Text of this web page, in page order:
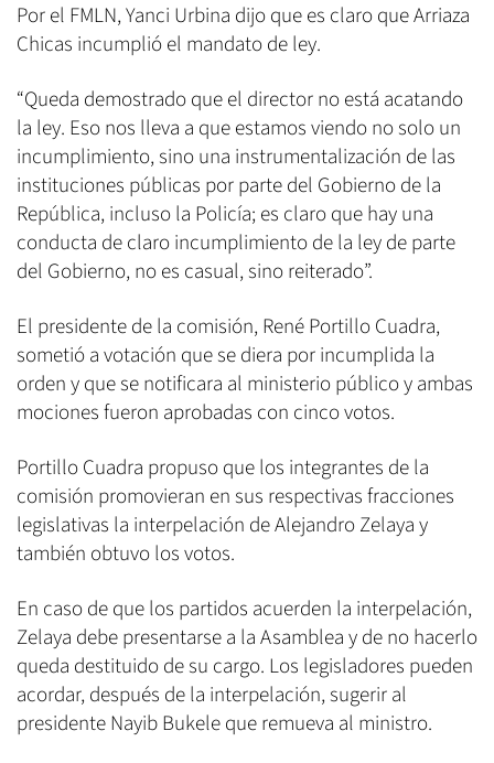
Por el FMLN, Yanci Urbina dijo que es claro que Arriaza
Chicas incumplió el mandato de ley.
“Queda demostrado que el director no está acatando
la ley. Eso nos lleva a que estamos viendo no solo un
incumplimiento, sino una instrumentalización de las
instituciones públicas por parte del Gobierno de la
República, incluso la Policía; es claro que hay una
conducta de claro incumplimiento de la ley de parte
del Gobierno, no es casual, sino reiterado”.
El presidente de la comisión, René Portillo Cuadra,
sometió a votación que se diera por incumplida la
orden y que se notificara al ministerio público y ambas
mociones fueron aprobadas con cinco votos.
Portillo Cuadra propuso que los integrantes de la
comisión promovieran en sus respectivas fracciones
legislativas la interpelación de Alejandro Zelaya y
también obtuvo los votos.
En caso de que los partidos acuerden la interpelación,
Zelaya debe presentarse a la Asamblea y de no hacerlo
queda destituido de su cargo. Los legisladores pueden
acordar, después de la interpelación, sugerir al
presidente Nayib Bukele que remueva al ministro.